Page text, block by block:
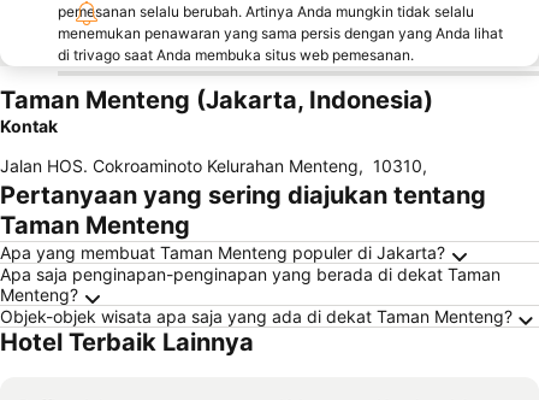
pemesanan selalu berubah. Artinya Anda mungkin tidak selalu
menemukan penawaran yang sama persis dengan yang Anda lihat
di trivago saat Anda membuka situs web pemesanan.
Taman Menteng (Jakarta, Indonesia)
Kontak
Jalan HOS. Cokroaminoto Kelurahan Menteng, 10310,
Pertanyaan yang sering diajukan tentang
Taman Menteng
Apa yang membuat Taman Menteng populer di Jakarta?
Apa saja penginapan-penginapan yang berada di dekat Taman
Menteng?
Objek-objek wisata apa saja yang ada di dekat Taman Menteng?
Hotel Terbaik Lainnya